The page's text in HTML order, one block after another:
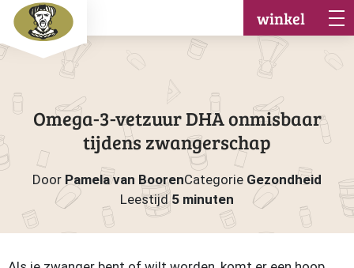
winkel
Omega-3-vetzuur DHA onmisbaar
tijdens zwangerschap
Door Pamela van BoorenCategorie Gezondheid
Leestijd5 minuten